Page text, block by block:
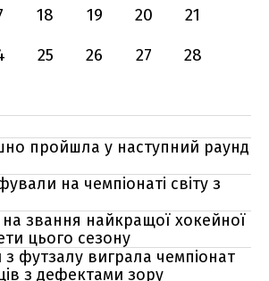
18 19 20
21
25 26 27
28
пройшла у наступний раунд
на чемпіонаті світу з
звання найкращої хокейної
цього сезону
з футзалу виграла чемпіонат
з дефектами зору